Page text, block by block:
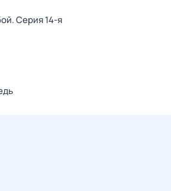
. Серия 14-я